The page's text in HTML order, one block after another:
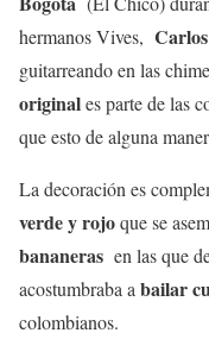
hermanos Vives,
guitarreando en las
originales parte de las
que esto de alguna
La decoración es
verde y rojoque se
bananeras en las que
acostumbraba abailar
colombianos.